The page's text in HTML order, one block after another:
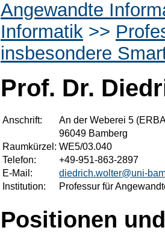
Angewandte
Informatik >>
insbesondere
Prof. Dr.
Anschrift:
An der Weberei 5
96049 Bamberg
Raumkürzel: WE5/03.040
Telefon:
+49-951-863-2897
E-Mail:
diedrich.wolter@uni-
Institution:
Professur für
Positionen